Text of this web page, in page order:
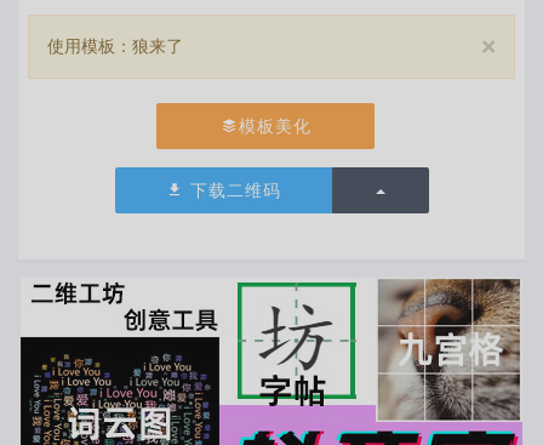
×
使用模板：狼来了
模板美化
下载二维码 切换下拉列表